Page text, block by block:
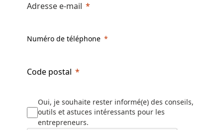
Adresse e-mail
Numéro de téléphone
Code postal
Oui, je souhaite rester informé(e) des conseils,
outils et astuces intéressants pour les
entrepreneurs.